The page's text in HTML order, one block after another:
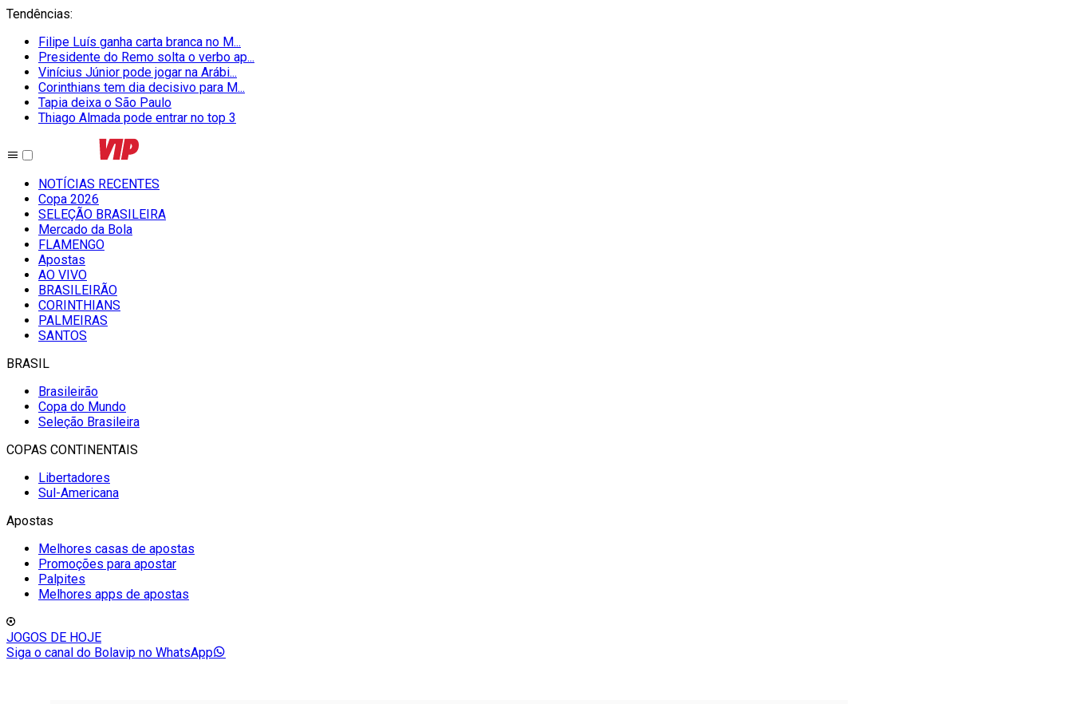
Tendências:
Filipe Luís ganha carta branca no M...
Presidente do Remo solta o verbo ap...
Vinícius Júnior pode jogar na Arábi...
Corinthians tem dia decisivo para M...
Tapia deixa o São Paulo
Thiago Almada pode entrar no top 3
NOTÍCIAS RECENTES
Copa 2026
SELEÇÃO BRASILEIRA
Mercado da Bola
FLAMENGO
Apostas
AO VIVO
BRASILEIRÃO
CORINTHIANS
PALMEIRAS
SANTOS
BRASIL
Brasileirão
Copa do Mundo
Seleção Brasileira
COPAS CONTINENTAIS
Libertadores
Sul-Americana
Apostas
Melhores casas de apostas
Promoções para apostar
Palpites
Melhores apps de apostas
JOGOS DE HOJE
Siga o canal do Bolavip no WhatsApp